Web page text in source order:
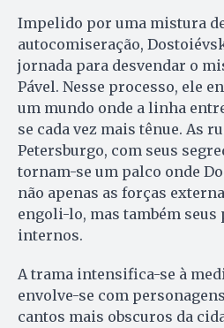
Impelido por uma mistura
autocomiseração,
jornada para desvendar o
Pável. Nesse processo, ele
um mundo onde a linha
se cada vez mais tênue. As
Petersburgo, com seus
tornam-se um palco onde
não apenas as forças
engoli-lo, mas também
internos.
A trama intensifica-se à
envolve-se com
cantos mais obscuros da